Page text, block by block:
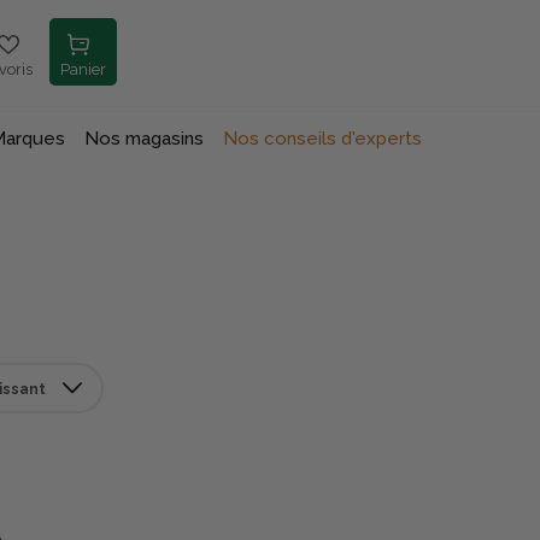
Panier
Nos magasins Nos conseils d'experts